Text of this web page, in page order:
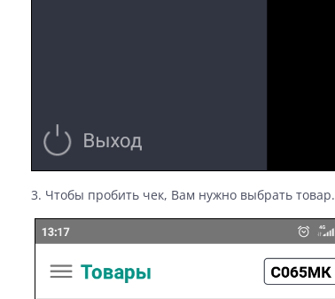
3. Чтобы пробить чек, Вам нужно выбрать товар.